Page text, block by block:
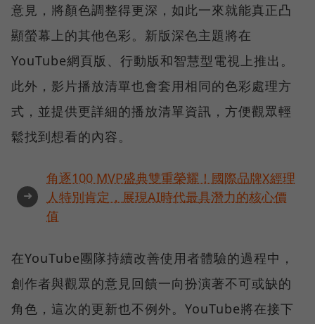
意見，將顏色調整得更深，如此一來就能真正凸
顯螢幕上的其他色彩。新版深色主題將在
YouTube網頁版、行動版和智慧型電視上推出。
此外，影片播放清單也會套用相同的色彩處理方
式，並提供更詳細的播放清單資訊，方便觀眾輕
鬆找到想看的內容。
➜
角逐100 MVP盛典雙重榮耀！國際品牌X經理
人特別肯定，展現AI時代最具潛力的核心價
值
在YouTube團隊持續改善使用者體驗的過程中，
創作者與觀眾的意見回饋一向扮演著不可或缺的
角色，這次的更新也不例外。YouTube將在接下